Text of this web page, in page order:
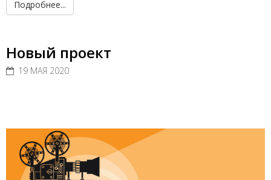
Подробнее...
Новый проект
19 МАЯ 2020